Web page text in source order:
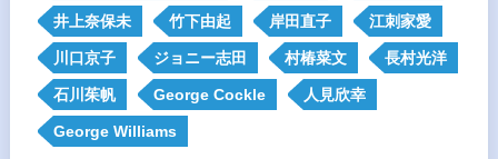
井上奈保未 竹下由起 岸田直子 江刺家愛
川口京子 ジョニー志田 村椿菜文 長村光洋
石川茱帆 George Cockle 人見欣幸
George Williams